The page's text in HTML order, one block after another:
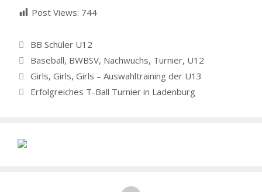
Post Views: 744
Kategorien
BB Schüler U12
Schlagwörter
Baseball, BWBSV, Nachwuchs, Turnier, U12
Girls, Girls, Girls – Auswahltraining der U13
Erfolgreiches T-Ball Turnier in Ladenburg